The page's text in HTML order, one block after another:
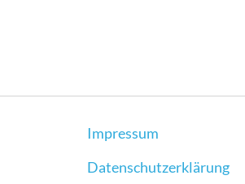
Impressum
Datenschutzerklärung